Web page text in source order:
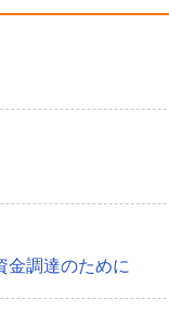
金調達のために